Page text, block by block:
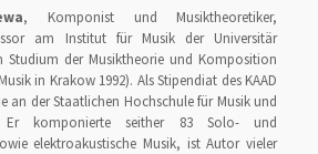
, Komponist und Musiktheoretiker,
am Institut für Musik der Universitär
Studium der Musiktheorie und Komposition
in Krakow 1992). Als Stipendiat des KAAD
an der Staatlichen Hochschule für Musik und
komponierte seither 83 Solo- und
elektroakustische Musik, ist Autor vieler